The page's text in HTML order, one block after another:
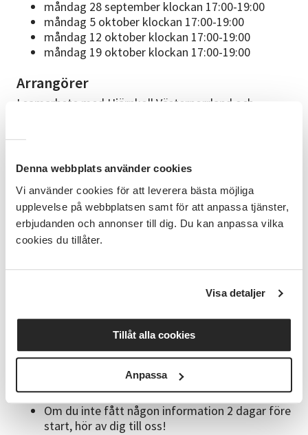
Denna webbplats använder cookies
Vi använder cookies för att leverera bästa möjliga
upplevelse på webbplatsen samt för att anpassa tjänster,
erbjudanden och annonser till dig. Du kan anpassa vilka
cookies du tillåter.
Visa detaljer
Tillåt alla cookies
Anpassa
måndag 28 september klockan 17:00-19:00
måndag 5 oktober klockan 17:00-19:00
måndag 12 oktober klockan 17:00-19:00
måndag 19 oktober klockan 17:00-19:00
Arrangörer
I samarbete med Hjärnkoll Västernorrland och
Jessica Kammebo, född och uppvuxen i Örnsköldsvik,
arbetar som sjuksköterska. Föreläser om psykisk
hälsa och ohälsa. I hennes föreläsning "Riva tapeten"
berättar hon ärligt och öppet om sin bipolära
sjukdom.
Kostnadsfri samtalsgrupp med begränsat antal
Du får en bekräftelse på din anmälan direkt när
du anmält dig på din e-post.
Vi skickar ut en kallelse ca 1 vecka före start
Vid för få anmälda kan kursen ställas in eller
byta datum.
Om du inte fått någon information 2 dagar före
start, hör av dig till oss!